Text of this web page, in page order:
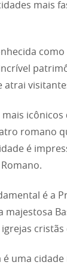
mais
como
atrai
icônicos
romano
é
é a
majestosa
é uma